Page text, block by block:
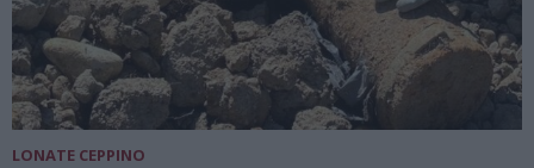
LONATE CEPPINO